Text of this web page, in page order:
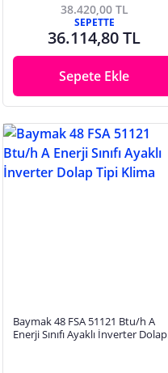
38.420,00 TL
SEPETTE
36.114,80 TL
Sepete Ekle
Baymak 48 FSA 51121 Btu/h A
Enerji Sınıfı Ayaklı İnverter Dolap